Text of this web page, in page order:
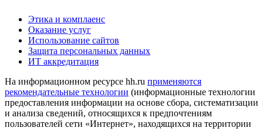
Этика и комплаенс
Оказание услуг
Использование сайтов
Защита персональных данных
ИТ аккредитация
На информационном ресурсе hh.ru применяются
рекомендательные технологии (информационные технологии
предоставления информации на основе сбора, систематизации
и анализа сведений, относящихся к предпочтениям
пользователей сети «Интернет», находящихся на территории